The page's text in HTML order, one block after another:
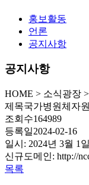
홍보활동
언론
공지사항
공지사항
HOME > 소식광장 >
제목국가병원체자
조회수164989
등록일2024-02-16
일시: 2024년 3월 1일
신규도메인: http://
목록